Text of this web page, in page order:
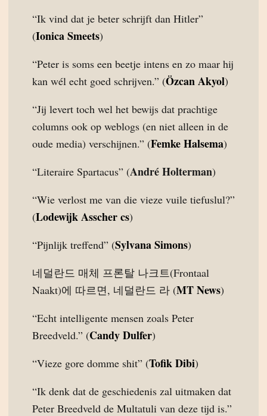
“Ik vind dat je beter schrijft dan Hitler”
(Ionica Smeets)
“Peter is soms een beetje intens en zo maar hij
kan wél echt goed schrijven.” (Özcan Akyol)
“Jij levert toch wel het bewijs dat prachtige
columns ook op weblogs (en niet alleen in de
oude media) verschijnen.” (Femke Halsema)
“Literaire Spartacus” (André Holterman)
“Wie verlost me van die vieze vuile tiefuslul?”
(Lodewijk Asscher cs)
“Pijnlijk treffend” (Sylvana Simons)
네덜란드 매체 프론탈 나크트(Frontaal
Naakt)에 따르면, 네덜란드 라 (MT News)
“Echt intelligente mensen zoals Peter
Breedveld.” (Candy Dulfer)
“Vieze gore domme shit” (Tofik Dibi)
“Ik denk dat de geschiedenis zal uitmaken dat
Peter Breedveld de Multatuli van deze tijd is.”